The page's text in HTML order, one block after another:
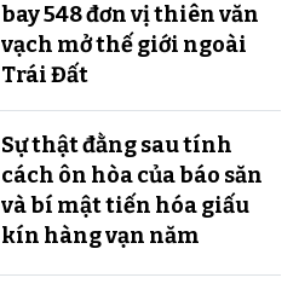
bay 548 đơn vị thiên văn
vạch mở thế giới ngoài
Trái Đất
Sự thật đằng sau tính
cách ôn hòa của báo săn
và bí mật tiến hóa giấu
kín hàng vạn năm